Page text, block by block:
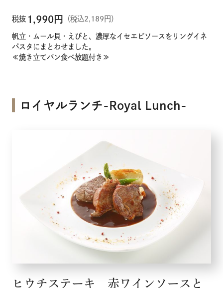
税抜 1,990円 （税込2,189円）
帆立・ムール貝・えびと、濃厚なイセエビソースをリングイネ
パスタにまとわせました。
≪焼き立てパン食べ放題付き≫
ロイヤルランチ-Royal Lunch-
ヒウチステーキ 赤ワインソースと